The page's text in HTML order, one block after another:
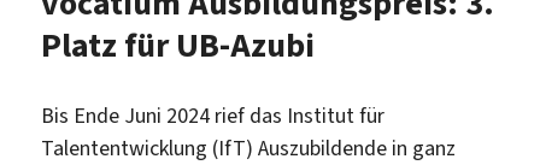
Platz für UB-Azubi
Bis Ende Juni 2024 rief das Institut für
Talententwicklung (IfT) Auszubildende in ganz